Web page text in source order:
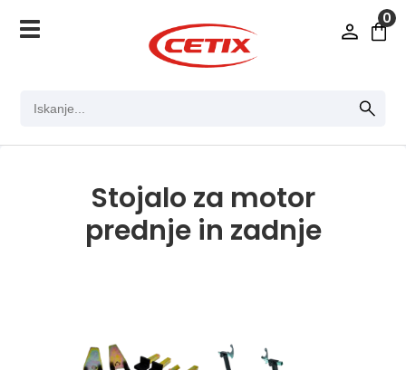
0
Stojalo za motor
prednje in zadnje